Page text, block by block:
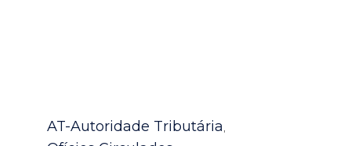
Category
AT-Autoridade Tributária,